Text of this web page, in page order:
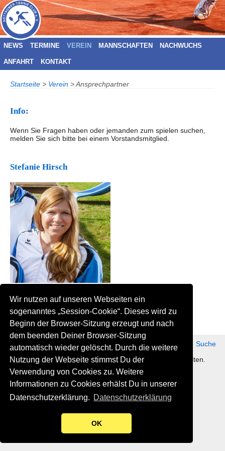
Wir nutzen auf unseren Webseiten ein
sogenanntes „Session-Cookie“. Dieses wird zu
Beginn der Browser-Sitzung erzeugt und nach
dem beenden Deiner Browser-Sitzung
automatisch wieder gelöscht. Durch die weitere
Nutzung der Webseite stimmst Du der
Verwendung von Cookies zu. Weitere
Informationen zu Cookies erhälst Du in unserer
Datenschutzerklärung. Datenschutzerklärung
OK
NEWS TERMINE VEREIN MANNSCHAFTEN NACHWUCHS
ANFAHRT KONTAKT
Startseite > Verein >Ansprechpartner
Info:
Wenn Sie Fragen haben oder jemanden zum spielen suchen,
melden Sie sich bitte bei einem Vorstandsmitglied.
Stefanie Hirsch
Mobil: 0172 / 6183348
E-Mail:schrift@tennisverein-sottrum.de
Suche
Kontakt
Impressum
Datenschutz
©2019 Sottrumer Tennisclub e. V. Alle Rechte vorbehalten.